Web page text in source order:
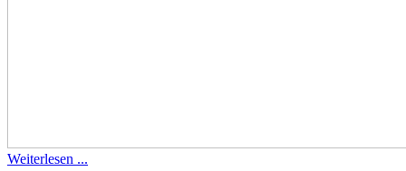
Weiterlesen ...